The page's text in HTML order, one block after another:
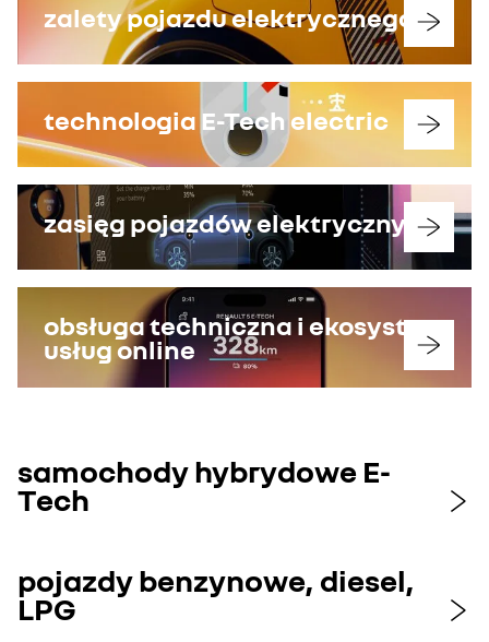
zalety pojazdu elektrycznego
technologia E-Tech electric
zasięg pojazdów elektrycznych
obsługa techniczna i ekosystem
usług online
samochody hybrydowe E-
Tech
pojazdy benzynowe, diesel,
LPG